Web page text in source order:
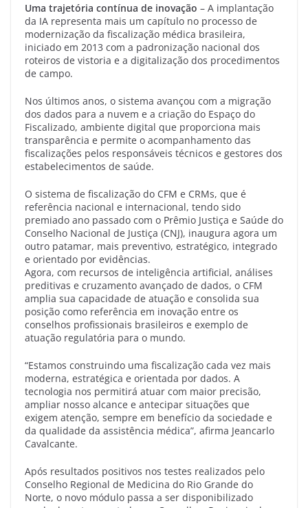
Uma trajetória contínua de inovação – A implantação
da IA representa mais um capítulo no processo de
modernização da fiscalização médica brasileira,
iniciado em 2013 com a padronização nacional dos
roteiros de vistoria e a digitalização dos procedimentos
de campo.
Nos últimos anos, o sistema avançou com a migração
dos dados para a nuvem e a criação do Espaço do
Fiscalizado, ambiente digital que proporciona mais
transparência e permite o acompanhamento das
fiscalizações pelos responsáveis técnicos e gestores dos
estabelecimentos de saúde.
O sistema de fiscalização do CFM e CRMs, que é
referência nacional e internacional, tendo sido
premiado ano passado com o Prêmio Justiça e Saúde do
Conselho Nacional de Justiça (CNJ), inaugura agora um
outro patamar, mais preventivo, estratégico, integrado
e orientado por evidências.
Agora, com recursos de inteligência artificial, análises
preditivas e cruzamento avançado de dados, o CFM
amplia sua capacidade de atuação e consolida sua
posição como referência em inovação entre os
conselhos profissionais brasileiros e exemplo de
atuação regulatória para o mundo.
“Estamos construindo uma fiscalização cada vez mais
moderna, estratégica e orientada por dados. A
tecnologia nos permitirá atuar com maior precisão,
ampliar nosso alcance e antecipar situações que
exigem atenção, sempre em benefício da sociedade e
da qualidade da assistência médica”, afirma Jeancarlo
Cavalcante.
Após resultados positivos nos testes realizados pelo
Conselho Regional de Medicina do Rio Grande do
Norte, o novo módulo passa a ser disponibilizado